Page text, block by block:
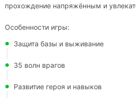
прохождение напряжённым и
Особенности игры:
Защита базы и выживание
35 волн врагов
Развитие героя и навыков